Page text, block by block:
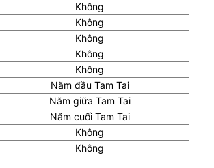
Không
Không
Không
Không
Không
Năm đầu Tam Tai
Năm giữa Tam Tai
Năm cuối Tam Tai
Không
Không